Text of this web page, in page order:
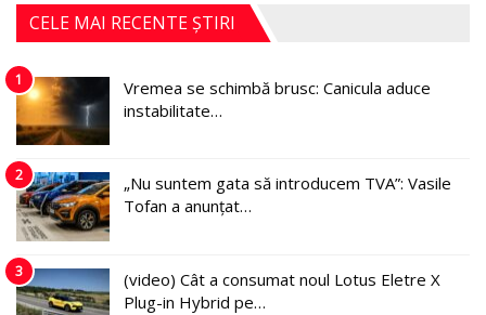
CELE MAI RECENTE ȘTIRI
1
Vremea se schimbă brusc: Canicula aduce
instabilitate…
2
„Nu suntem gata să introducem TVA”: Vasile
Tofan a anunțat…
3
(video) Cât a consumat noul Lotus Eletre X
Plug-in Hybrid pe…